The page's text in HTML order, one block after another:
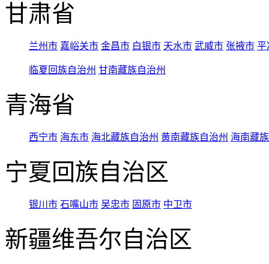
甘肃省
兰州市 嘉峪关市 金昌市 白银市 天水市 武威市 张掖市 平
临夏回族自治州 甘南藏族自治州
青海省
西宁市 海东市 海北藏族自治州 黄南藏族自治州 海南藏
宁夏回族自治区
银川市 石嘴山市 吴忠市 固原市 中卫市
新疆维吾尔自治区